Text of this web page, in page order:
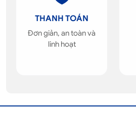
THANH TOÁN
Đơn giản, an toàn và
linh hoạt